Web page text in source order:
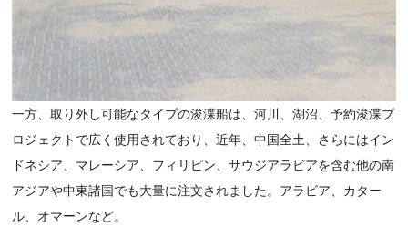
一方、取り外し可能なタイプの浚渫船は、河川、湖沼、予約浚渫プ
ロジェクトで広く使用されており、近年、中国全土、さらにはイン
ドネシア、マレーシア、フィリピン、サウジアラビアを含む他の南
アジアや中東諸国でも大量に注文されました。アラビア、カター
ル、オマーンなど。